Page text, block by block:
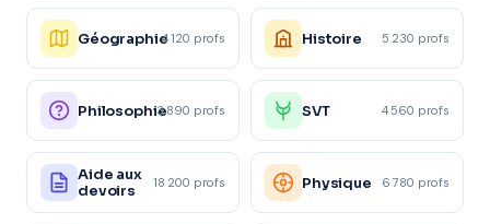
Géographie4 120 profs Histoire 5 230 profs
Philosophie3 890 profs SVT 4 560 profs
Aide aux
devoirs
18 200 profs Physique 6 780 profs